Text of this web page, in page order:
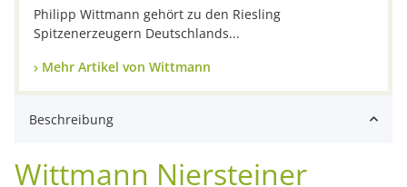
Philipp Wittmann gehört zu den Riesling
Spitzenerzeugern Deutschlands...
Mehr Artikel von Wittmann
Beschreibung
Wittmann Niersteiner